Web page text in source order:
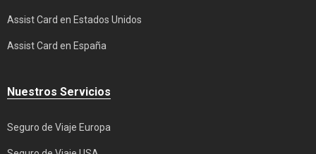
Assist Card en Estados Unidos
Assist Card en España
Nuestros Servicios
Seguro de Viaje Europa